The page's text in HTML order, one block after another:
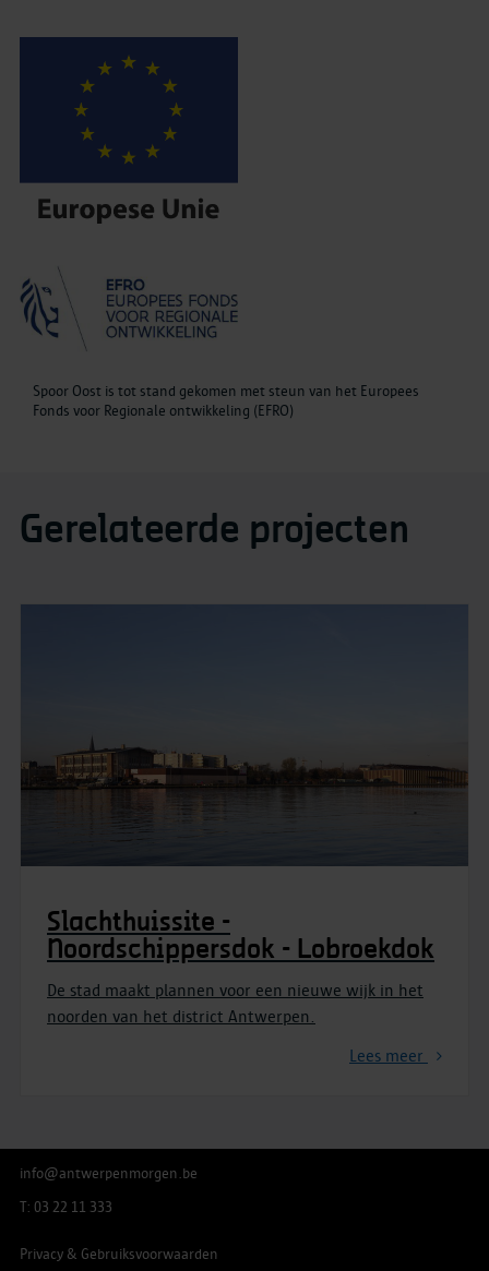
Spoor Oost is tot stand gekomen met steun van het Europees
Fonds voor Regionale ontwikkeling (EFRO)
Gerelateerde projecten
Slachthuissite -
Noordschippersdok - Lobroekdok
De stad maakt plannen voor een nieuwe wijk in het
noorden van het district Antwerpen.
Lees meer
info@antwerpenmorgen.be
T: 03 22 11 333
Privacy & Gebruiksvoorwaarden